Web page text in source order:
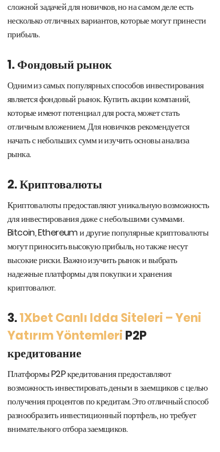
сложной задачей для новичков, но на самом деле есть
несколько отличных вариантов, которые могут принести
прибыль.
1. Фондовый рынок
Одним из самых популярных способов инвестирования
является фондовый рынок. Купить акции компаний,
которые имеют потенциал для роста, может стать
отличным вложением. Для новичков рекомендуется
начать с небольших сумм и изучить основы анализа
рынка.
2. Криптовалюты
Криптовалюты предоставляют уникальную возможность
для инвестирования даже с небольшими суммами.
Bitcoin, Ethereum и другие популярные криптовалюты
могут приносить высокую прибыль, но также несут
высокие риски. Важно изучить рынок и выбрать
надежные платформы для покупки и хранения
криптовалют.
3.1Xbet Canlı Idda Siteleri – Yeni
Yatırım Yöntemleri P2P
кредитование
Платформы P2P кредитования предоставляют
возможность инвестировать деньги в заемщиков с целью
получения процентов по кредитам. Это отличный способ
разнообразить инвестиционный портфель, но требует
внимательного отбора заемщиков.